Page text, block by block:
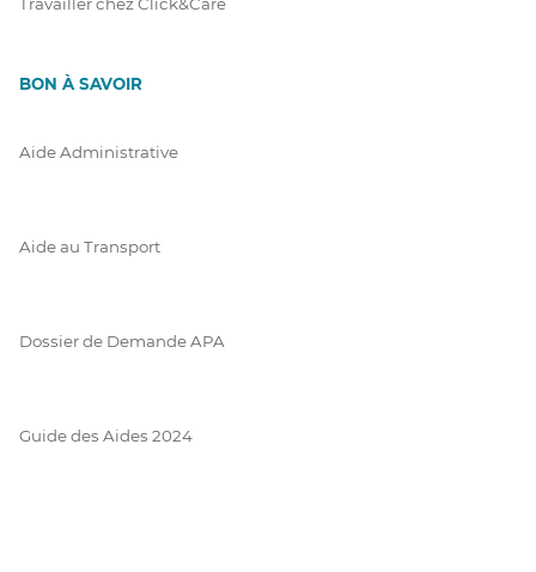
BON À SAVOIR
Aide Administrative
Aide au Transport
Dossier de Demande APA
Guide des Aides 2024